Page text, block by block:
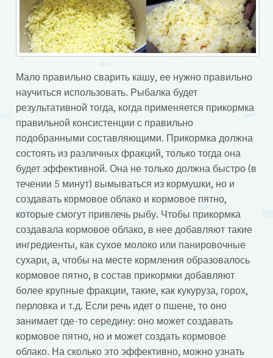
Мало правильно сварить кашу, ее нужно правильно
научиться использовать. Рыбалка будет
результативной тогда, когда применяется прикормка
правильной консистенции с правильно
подобранными составляющими. Прикормка должна
состоять из различных фракций, только тогда она
будет эффективной. Она не только должна быстро (в
течении 5 минут) вымываться из кормушки, но и
создавать кормовое облако и кормовое пятно,
которые смогут привлечь рыбу. Чтобы прикормка
создавала кормовое облако, в нее добавляют такие
ингредиенты, как сухое молоко или панировочные
сухари, а, чтобы на месте кормления образовалось
кормовое пятно, в состав прикормки добавляют
более крупные фракции, такие, как кукуруза, горох,
перловка и т.д. Если речь идет о пшене, то оно
занимает где-то середину: оно может создавать
кормовое пятно, но и может создать кормовое
облако. На сколько это эффективно, можно узнать